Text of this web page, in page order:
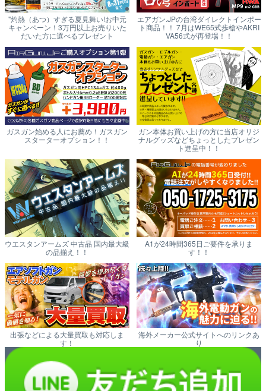
"灼熱（あつ）すぎる夏見舞い!お中元
キャンペーン！3万円以上お売りいた
だいた方に選べるプレゼント
エアガン.JPの台湾ダイレクトインポー
ト商品！！ 7月はWE65式歩槍やAKRI
VA56式が再登場！！
ガスガン始める人にお薦め！ガスガン
スターターオプション！！
ガン本体お買い上げの方に当店オリジ
ナルグッズなどちょっとしたプレゼン
ト進呈中！！
ウエスタンアームズ 中古品 国内最大級
の品揃え！！
A1が24時間365日ご要件を承りま
す！！
出張などによる大量買取も対応しま
す！
海外メーカー公式サイトへのリンクあ
り